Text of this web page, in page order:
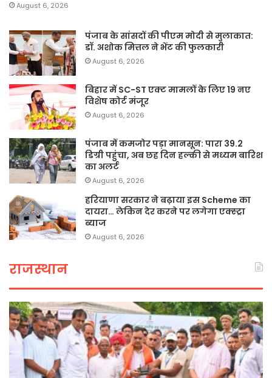
August 6, 2026
पंजाब के सांसदों की पीएम मोदी से मुलाकात:
डॉ. अशोक मित्तल ने भेंट की फुलकारी
August 6, 2026
बिहार में SC-ST एक्ट मामलों के लिए 19 नए
विशेष कोर्ट मंजूर
August 6, 2026
पंजाब में कमजोर पड़ा मानसून: पारा 39.2
डिग्री पहुंचा, अब छह दिन हल्की से मध्यम बारिश
का अलर्ट
August 6, 2026
हरियाणा सरकार ने बढ़ाया इस Scheme का
दायरा… लेकिन देर करने पर लगेगा एक्स्ट्रा
ब्याज
August 6, 2026
राजस्थान